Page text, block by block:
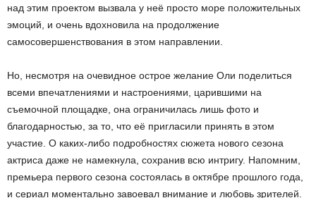
над этим проектом вызвала у неё просто море положительных
эмоций, и очень вдохновила на продолжение
самосовершенствования в этом направлении.
Но, несмотря на очевидное острое желание Оли поделиться
всеми впечатлениями и настроениями, царившими на
съемочной площадке, она ограничилась лишь фото и
благодарностью, за то, что её пригласили принять в этом
участие. О каких-либо подробностях сюжета нового сезона
актриса даже не намекнула, сохранив всю интригу. Напомним,
премьера первого сезона состоялась в октябре прошлого года,
и сериал моментально завоевал внимание и любовь зрителей.